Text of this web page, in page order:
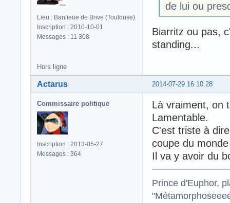
Lieu : Banlieue de Brive (Toulouse)
Inscription : 2010-10-01
Messages : 11 308
de lui ou
Biarritz ou pas,
standing...
Hors ligne
2014-07-29 16:10:28
Actarus
Commissaire politique
Inscription : 2013-05-27
Messages : 364
Là vraiment, on
Lamentable.
C'est triste à
coupe du
Il va y avoir du
Prince d'Euphor,